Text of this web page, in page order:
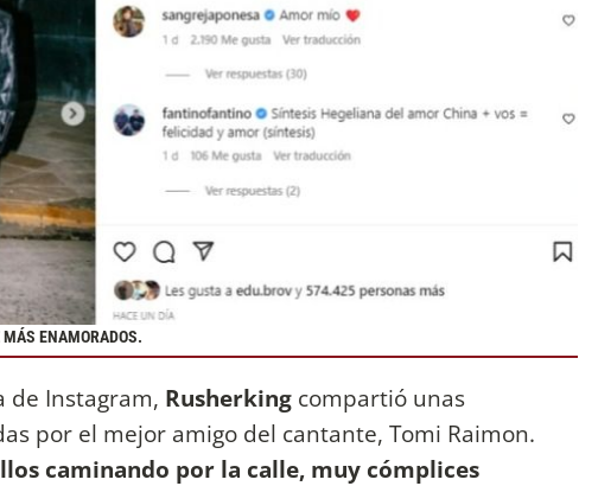
ENAMORADOS.
de Instagram, Rusherking compartió unas
por el mejor amigo del cantante, Tomi Raimon.
caminando por la calle, muy cómplices